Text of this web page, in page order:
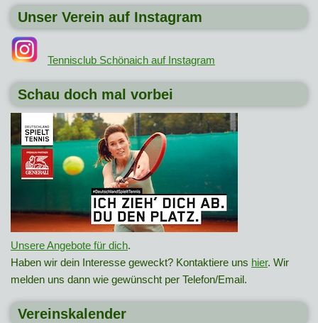
Unser Verein auf Instagram
Tennisclub Schönaich auf Instagram
Schau doch mal vorbei
Unsere Angebote für dich.
Haben wir dein Interesse geweckt? Kontaktiere uns hier. Wir
melden uns dann wie gewünscht per Telefon/Email.
Vereinskalender